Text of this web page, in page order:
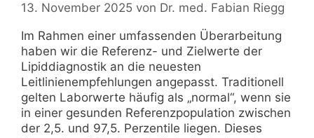
13. November 2025 von Dr. med. Fabian Riegg
Im Rahmen einer umfassenden Überarbeitung
haben wir die Referenz- und Zielwerte der
Lipiddiagnostik an die neuesten
Leitlinienempfehlungen angepasst. Traditionell
gelten Laborwerte häufig als „normal“, wenn sie
in einer gesunden Referenzpopulation zwischen
der 2,5. und 97,5. Perzentile liegen. Dieses